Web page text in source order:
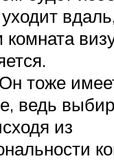
комната
тоже
ведь
из